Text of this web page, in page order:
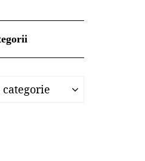
categorie